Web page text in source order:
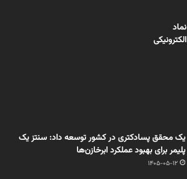
نماد
الکترونیکی
یک محقق پسادکتری در کشور توسعه داد: سنتز یک
پلیمر برای بهبود عملکرد ابرخازن‌ها
1405-05-12